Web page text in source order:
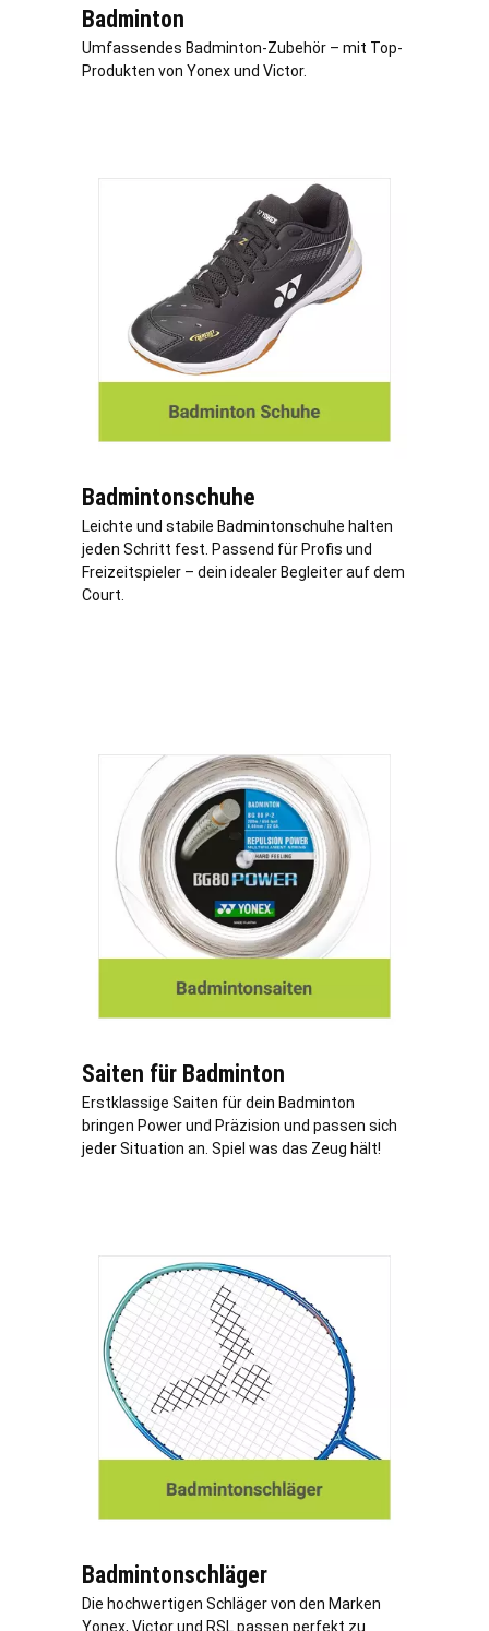
Badminton
Umfassendes Badminton-Zubehör – mit Top-
Produkten von Yonex und Victor.
Badmintonschuhe
Leichte und stabile Badmintonschuhe halten
jeden Schritt fest. Passend für Profis und
Freizeitspieler – dein idealer Begleiter auf dem
Court.
Saiten für Badminton
Erstklassige Saiten für dein Badminton
bringen Power und Präzision und passen sich
jeder Situation an. Spiel was das Zeug hält!
Badmintonschläger
Die hochwertigen Schläger von den Marken
Yonex, Victor und RSL passen perfekt zu